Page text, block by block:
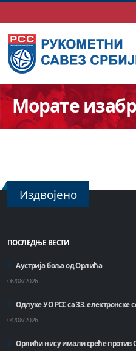
Морате
Издвојено
ПОСЛЕДЊЕ ВЕСТИ
Аустрија боља од Орлића
06/08/2026
Одлуке УО РСС са 33. електронске
04/08/2026
Орлићи нису имали среће против